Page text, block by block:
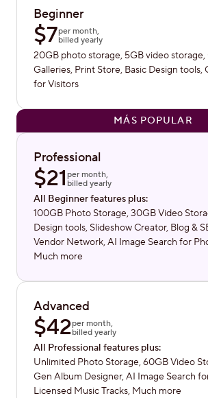
Beginner
$7per month,
billed yearly
20GB photo storage, 5GB video
Galleries, Print Store, Basic Design tools,
for Visitors
MÁS POPULAR
Professional
$21 per month,
billed yearly
All Beginner features plus:
100GB Photo Storage, 30GB Video
Design tools, Slideshow Creator, Blog &
Vendor Network, AI Image Search for
Much more
Advanced
$42per month,
billed yearly
All Professional features plus:
Unlimited Photo Storage, 60GB Video
Gen Album Designer, AI Image Search
Licensed Music Tracks, Much more